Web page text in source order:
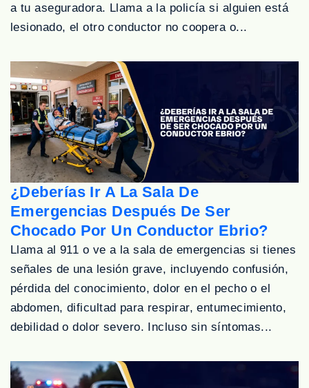
a tu aseguradora. Llama a la policía si alguien está
lesionado, el otro conductor no coopera o...
¿Deberías Ir A La Sala De
Emergencias Después De Ser
Chocado Por Un Conductor Ebrio?
Llama al 911 o ve a la sala de emergencias si tienes
señales de una lesión grave, incluyendo confusión,
pérdida del conocimiento, dolor en el pecho o el
abdomen, dificultad para respirar, entumecimiento,
debilidad o dolor severo. Incluso sin síntomas...